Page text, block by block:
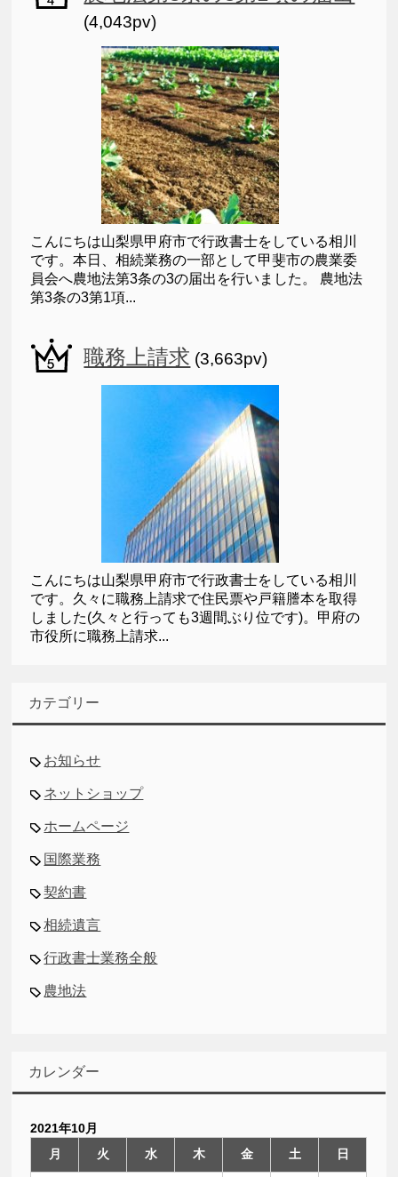
(4,043pv)
こんにちは山梨県甲府市で行政書士をしている相川
です。本日、相続業務の一部として甲斐市の農業委
員会へ農地法第3条の3の届出を行いました。 農地法
第3条の3第1項...
職務上請求 (3,663pv)
こんにちは山梨県甲府市で行政書士をしている相川
です。久々に職務上請求で住民票や戸籍謄本を取得
しました(久々と行っても3週間ぶり位です)。甲府の
市役所に職務上請求...
カテゴリー
お知らせ
ネットショップ
ホームページ
国際業務
契約書
相続遺言
行政書士業務全般
農地法
カレンダー
2021年10月
月
火 水 木 金 土 日